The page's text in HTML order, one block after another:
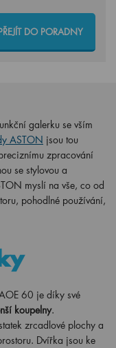
DO PORADNY
galerku se vším
ASTON jsou tou
zpracování
se stylovou a
myslí na vše, co od
pohodlné používání,
60 je díky své
koupelny.
zrcadlové plochy a
Dvířka jsou ke